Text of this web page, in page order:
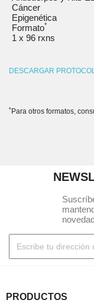
Cáncer
Epigenética
Formato*
1 x 96 rxns
DESCARGAR
* Para otros formatos,
PRODUCTOS